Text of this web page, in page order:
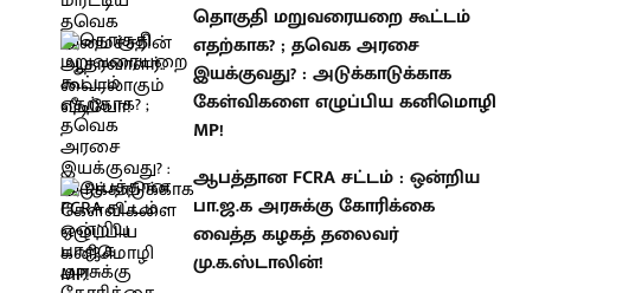
தொகுதி மறுவரையறை கூட்டம்
எதற்காக? ; தவெக அரசை
இயக்குவது? : அடுக்காடுக்காக
கேள்விகளை எழுப்பிய கனிமொழி
MP!
ஆபத்தான FCRA சட்டம் : ஒன்றிய
பா.ஜ.க அரசுக்கு கோரிக்கை
வைத்த கழகத் தலைவர்
மு.க.ஸ்டாலின்!